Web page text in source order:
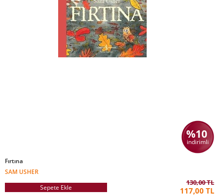
%10
indirimli
Fırtına
SAM USHER
Sepete Ekle
130,00 TL
117,00 TL